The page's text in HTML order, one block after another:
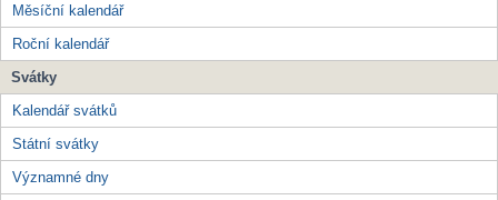
Měsíční kalendář
Roční kalendář
Svátky
Kalendář svátků
Státní svátky
Významné dny